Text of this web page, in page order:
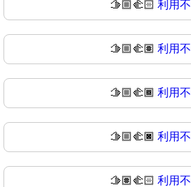
🫱🏼‍🫲🏻 利用
🫱🏼‍🫲🏽 利用
🫱🏼‍🫲🏾 利用
🫱🏼‍🫲🏿 利用
🫱🏽‍🫲🏻 利用